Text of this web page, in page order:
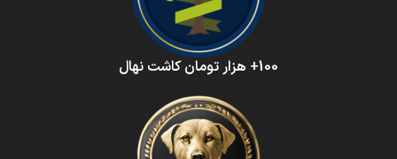
100+ هزار تومان کاشت نهال